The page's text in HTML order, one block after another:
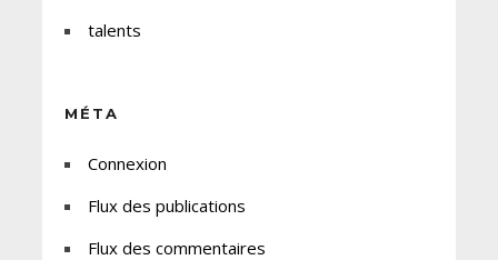
talents
MÉTA
Connexion
Flux des publications
Flux des commentaires